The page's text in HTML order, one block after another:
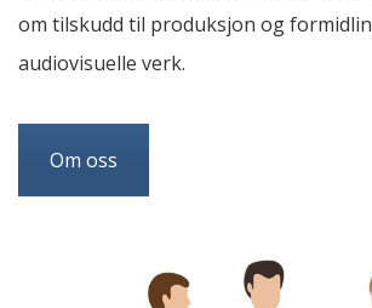
om tilskudd til produksjon og
audiovisuelle verk.
Om oss